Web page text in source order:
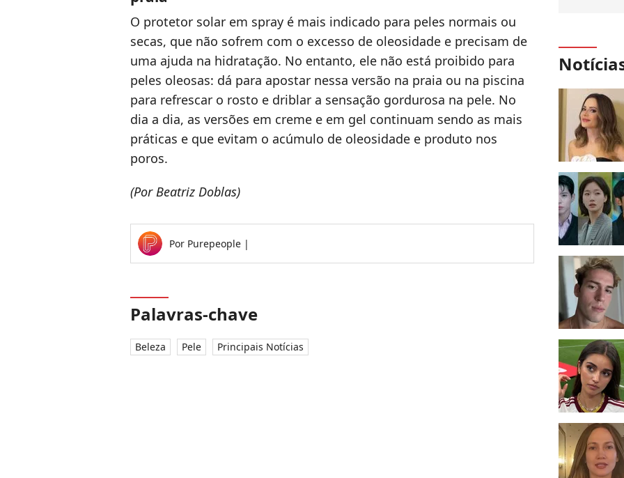
O protetor solar em spray é mais indicado para peles normais ou
secas, que não sofrem com o excesso de oleosidade e precisam de
uma ajuda na hidratação. No entanto, ele não está proibido para
peles oleosas: dá para apostar nessa versão na praia ou na piscina
para refrescar o rosto e driblar a sensação gordurosa na pele. No
dia a dia, as versões em creme e em gel continuam sendo as mais
práticas e que evitam o acúmulo de oleosidade e produto nos
poros.
(Por Beatriz Doblas)
Por Purepeople |
Palavras-chave
Beleza Pele Principais Notícias